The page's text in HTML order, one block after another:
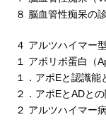
８ 脳血管性痴呆の
４ アルツハイマー
１ アポリポ蛋白（
１．アポEと認識能
２．アポEとADと
２ アルツハイマー